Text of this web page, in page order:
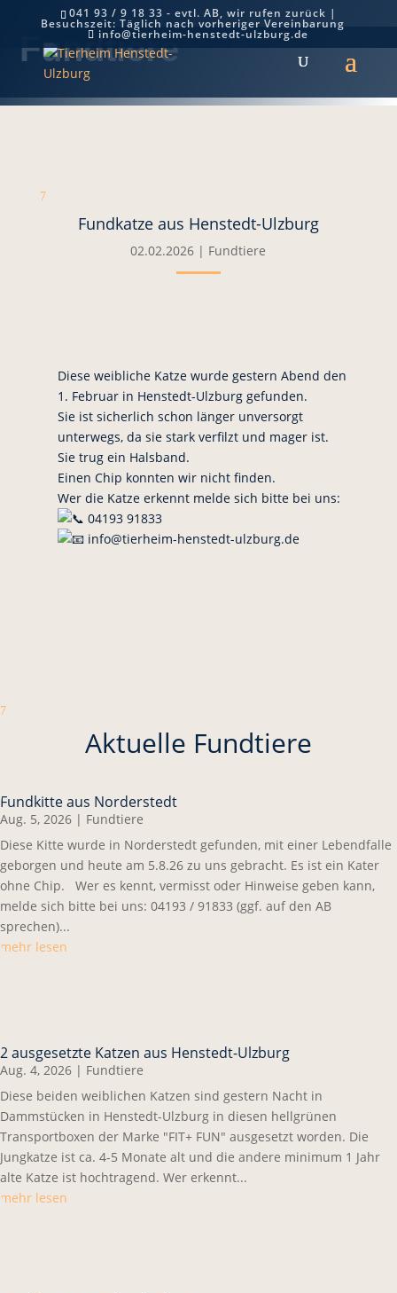
041 93 / 9 18 33 - evtl. AB, wir rufen zurück |
Besuchszeit: Täglich nach vorheriger Vereinbarung
info@tierheim-henstedt-ulzburg.de
Fundtiere
7
Fundkatze aus Henstedt-Ulzburg
02.02.2026 | Fundtiere
Diese weibliche Katze wurde gestern Abend den
1. Februar in Henstedt-Ulzburg gefunden.
Sie ist sicherlich schon länger unversorgt
unterwegs, da sie stark verfilzt und mager ist.
Sie trug ein Halsband.
Einen Chip konnten wir nicht finden.
Wer die Katze erkennt melde sich bitte bei uns:
04193 91833
info@tierheim-henstedt-ulzburg.de
7
Aktuelle Fundtiere
Fundkitte aus Norderstedt
Aug. 5, 2026 | Fundtiere
Diese Kitte wurde in Norderstedt gefunden, mit einer Lebendfalle
geborgen und heute am 5.8.26 zu uns gebracht. Es ist ein Kater
ohne Chip. Wer es kennt, vermisst oder Hinweise geben kann,
melde sich bitte bei uns: 04193 / 91833 (ggf. auf den AB
sprechen)...
mehr lesen
2 ausgesetzte Katzen aus Henstedt-Ulzburg
Aug. 4, 2026 | Fundtiere
Diese beiden weiblichen Katzen sind gestern Nacht in
Dammstücken in Henstedt-Ulzburg in diesen hellgrünen
Transportboxen der Marke "FIT+ FUN" ausgesetzt worden. Die
Jungkatze ist ca. 4-5 Monate alt und die andere minimum 1 Jahr
alte Katze ist hochtragend. Wer erkennt...
mehr lesen